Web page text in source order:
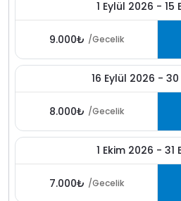
1 Eylül 2026 - 15
9.000₺ /Gecelik
16 Eylül 2026 -
8.000₺ /Gecelik
1 Ekim 2026 - 31
7.000₺ /Gecelik